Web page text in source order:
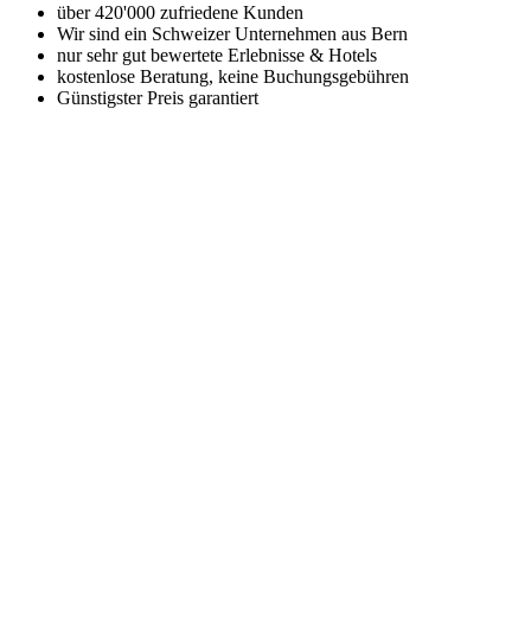
über 420'000 zufriedene Kunden
Wir sind ein Schweizer Unternehmen aus Bern
nur sehr gut bewertete Erlebnisse & Hotels
kostenlose Beratung, keine Buchungsgebühren
Günstigster Preis garantiert